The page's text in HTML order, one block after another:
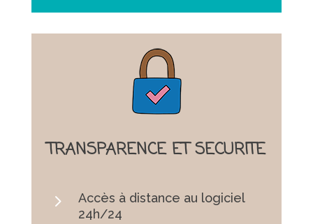
TRANSPARENCE ET SECURITE
5
Accès à distance au logiciel
24h/24